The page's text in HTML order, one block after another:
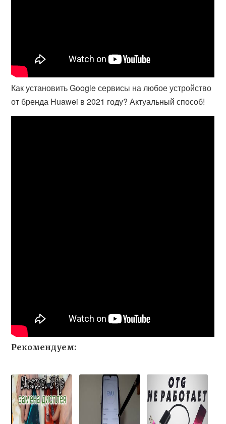
Как установить Google сервисы на любое устройство
от бренда Huawei в 2021 году? Актуальный способ!
Рекомендуем: